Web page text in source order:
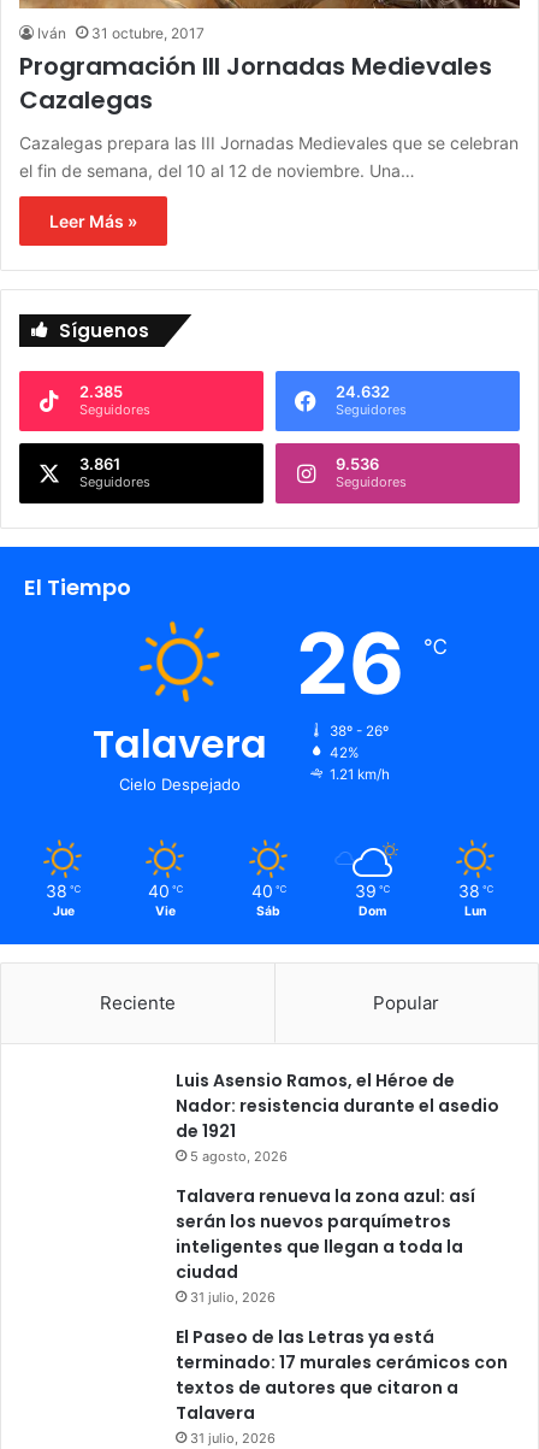
Iván 31 octubre, 2017
Programación III Jornadas Medievales
Cazalegas
Cazalegas prepara las III Jornadas Medievales que se celebran
el fin de semana, del 10 al 12 de noviembre. Una…
Leer Más »
Síguenos
2.385
Seguidores
24.632
Seguidores
3.861
Seguidores
9.536
Seguidores
El Tiempo
Talavera
Cielo Despejado
26 ℃
38º - 26º
42%
1.21 km/h
38 ℃
Jue
40 ℃
Vie
40 ℃
Sáb
39 ℃
Dom
38 ℃
Lun
Reciente Popular
Luis Asensio Ramos, el Héroe de
Nador: resistencia durante el asedio
de 1921
5 agosto, 2026
Talavera renueva la zona azul: así
serán los nuevos parquímetros
inteligentes que llegan a toda la
ciudad
31 julio, 2026
El Paseo de las Letras ya está
terminado: 17 murales cerámicos con
textos de autores que citaron a
Talavera
31 julio, 2026